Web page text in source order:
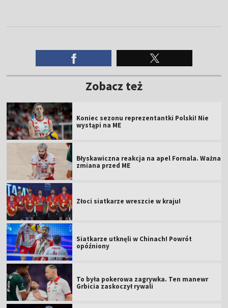
Zobacz też
Koniec sezonu reprezentantki Polski! Nie
wystąpi na ME
Błyskawiczna reakcja na apel Fornala. Ważna
zmiana przed ME
Złoci siatkarze wreszcie w kraju!
Siatkarze utknęli w Chinach! Powrót
opóźniony
To była pokerowa zagrywka. Ten manewr
Grbicia zaskoczył rywali